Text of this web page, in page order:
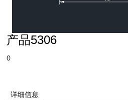
产品5306
0
详细信息